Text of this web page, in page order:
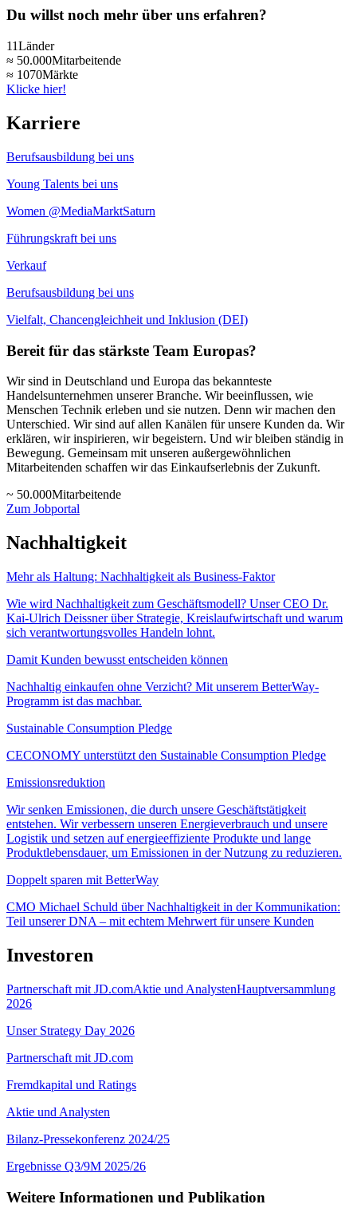
Du willst noch mehr über uns erfahren?
11Länder
≈ 50.000Mitarbeitende
≈ 1070Märkte
Klicke hier!
Karriere
Berufsausbildung bei uns
Young Talents bei uns
Women @MediaMarktSaturn
Führungskraft bei uns
Verkauf
Berufsausbildung bei uns
Vielfalt, Chancengleichheit und Inklusion (DEI)
Bereit für das stärkste Team Europas?
Wir sind in Deutschland und Europa das bekannteste
Handelsunternehmen unserer Branche. Wir beeinflussen, wie
Menschen Technik erleben und sie nutzen. Denn wir machen den
Unterschied. Wir sind auf allen Kanälen für unsere Kunden da. Wir
erklären, wir inspirieren, wir begeistern. Und wir bleiben ständig in
Bewegung. Gemeinsam mit unseren außergewöhnlichen
Mitarbeitenden schaffen wir das Einkaufserlebnis der Zukunft.
~ 50.000Mitarbeitende
Zum Jobportal
Nachhaltigkeit
Mehr als Haltung: Nachhaltigkeit als Business-Faktor
Wie wird Nachhaltigkeit zum Geschäftsmodell? Unser CEO Dr.
Kai-Ulrich Deissner über Strategie, Kreislaufwirtschaft und warum
sich verantwortungsvolles Handeln lohnt.
Damit Kunden bewusst entscheiden können
Nachhaltig einkaufen ohne Verzicht? Mit unserem BetterWay-
Programm ist das machbar.
Sustainable Consumption Pledge
CECONOMY unterstützt den Sustainable Consumption Pledge
Emissionsreduktion
Wir senken Emissionen, die durch unsere Geschäftstätigkeit
entstehen. Wir verbessern unseren Energieverbrauch und unsere
Logistik und setzen auf energieeffiziente Produkte und lange
Produktlebensdauer, um Emissionen in der Nutzung zu reduzieren.
Doppelt sparen mit BetterWay
CMO Michael Schuld über Nachhaltigkeit in der Kommunikation:
Teil unserer DNA – mit echtem Mehrwert für unsere Kunden
Investoren
Partnerschaft mit JD.comAktie und AnalystenHauptversammlung
2026
Unser Strategy Day 2026
Partnerschaft mit JD.com
Fremdkapital und Ratings
Aktie und Analysten
Bilanz-Pressekonferenz 2024/25
Ergebnisse Q3/9M 2025/26
Weitere Informationen und Publikation